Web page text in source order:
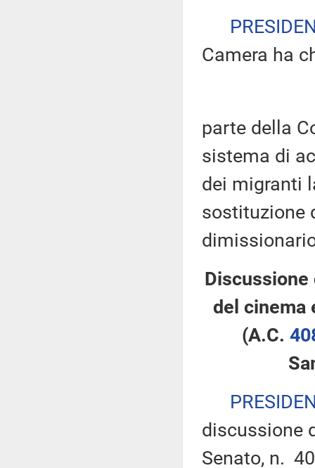
Camera ha
parte della
sistema di
dei migranti
sostituzione
del cinema
(A.C.
discussione
Senato, n.